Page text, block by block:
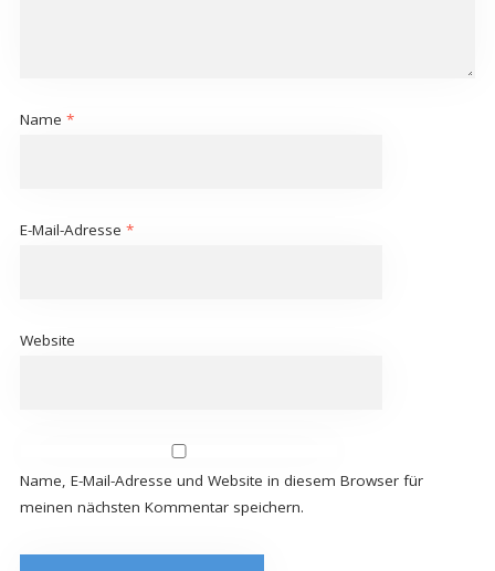
Name *
E-Mail-Adresse *
Website
Name, E-Mail-Adresse und Website in diesem Browser für
meinen nächsten Kommentar speichern.